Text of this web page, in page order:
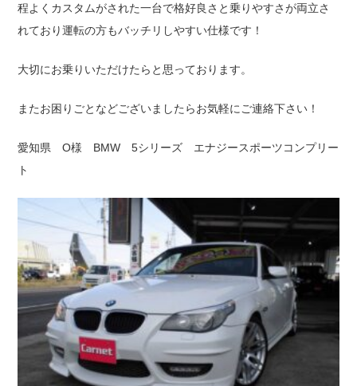
程よくカスタムがされた一台で格好良さと乗りやすさが両立さ
れており運転の方もバッチリしやすい仕様です！
大切にお乗りいただけたらと思っております。
またお困りごとなどございましたらお気軽にご連絡下さい！
愛知県 O様 BMW 5シリーズ エナジースポーツコンプリー
ト